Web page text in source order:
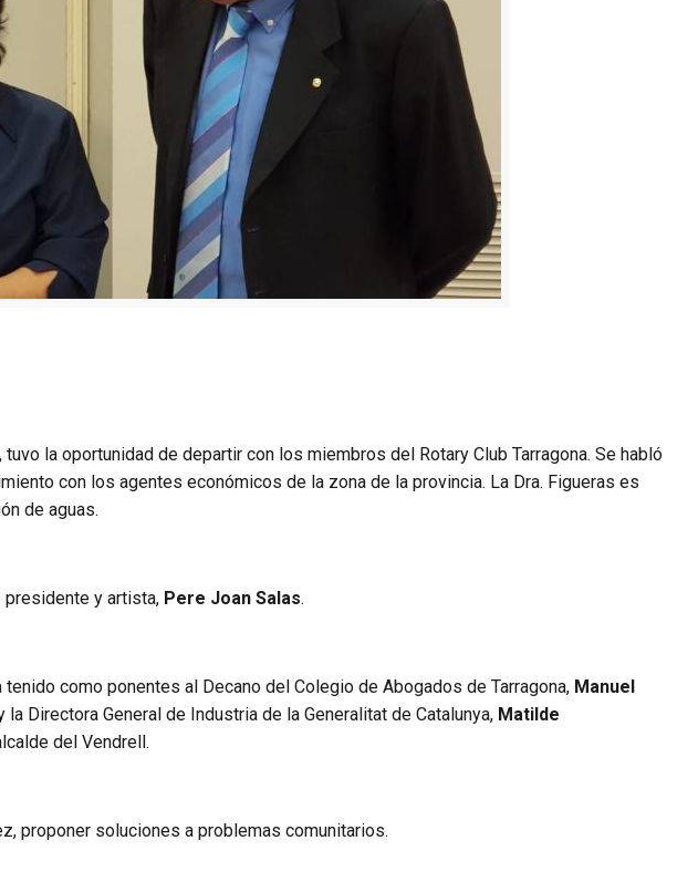
tuvo la oportunidad de departir con los miembros del Rotary Club Tarragona. Se habló
con los agentes económicos de la zona de la provincia. La Dra. Figueras es
de aguas.
presidente y artista, Pere Joan Salas.
como ponentes al Decano del Colegio de Abogados de Tarragona, Manuel
la Directora General de Industria de la Generalitat de Catalunya, Matilde
del Vendrell.
proponer soluciones a problemas comunitarios.